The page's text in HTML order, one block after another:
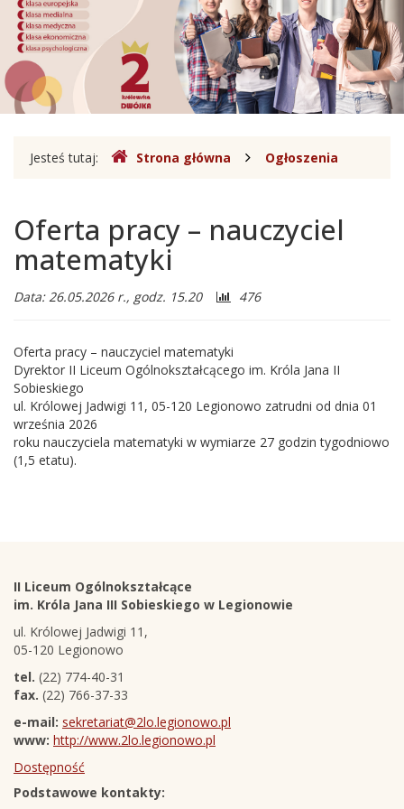
III
Sobieskiego
w
Legionowie
Gdzie
Jesteś tutaj: Strona główna Ogłoszenia
Oferta pracy – nauczyciel
matematyki
Data: 26.05.2026 r., godz. 15.20
Liczba
476
Oferta pracy – nauczyciel matematyki
Dyrektor II Liceum Ogólnokształcącego im. Króla Jana II
Sobieskiego
ul. Królowej Jadwigi 11, 05-120 Legionowo zatrudni od dnia 01
września 2026
roku nauczyciela matematyki w wymiarze 27 godzin tygodniowo
(1,5 etatu).
Adres
szkoły
II Liceum Ogólnokształcące
im. Króla Jana III Sobieskiego w Legionowie
ul. Królowej Jadwigi 11,
05-120 Legionowo
tel. (22) 774-40-31
fax. (22) 766-37-33
e-mail: sekretariat@2lo.legionowo.pl
www: http://www.2lo.legionowo.pl
Dostępność
Podstawowe kontakty: